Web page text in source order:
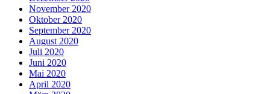
November 2020
Oktober 2020
September 2020
August 2020
Juli 2020
Juni 2020
Mai 2020
April 2020